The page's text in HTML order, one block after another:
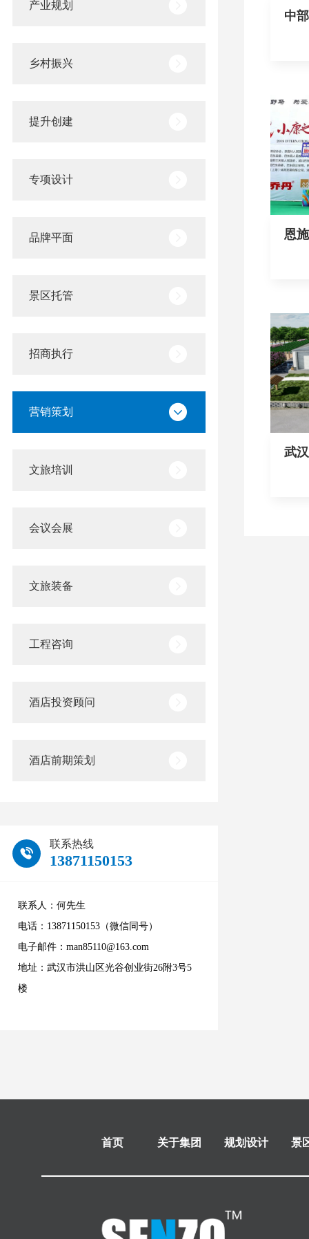
产业规划
乡村振兴
提升创建
专项设计
品牌平面
景区托管
招商执行
营销策划
文旅培训
会议会展
文旅装备
工程咨询
酒店投资顾问
酒店前期策划
联系热线
13871150153
联系人：何先生
电话：13871150153（微信同号）
电子邮件：man85110@163.com
地址：武汉市洪山区光谷创业街26附3号5
楼
中
恩
武
首页 关于集团 规划设计 景